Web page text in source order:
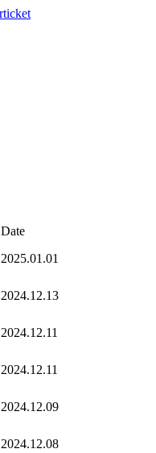
Date
2025.01.01
2024.12.13
2024.12.11
2024.12.11
2024.12.09
2024.12.08